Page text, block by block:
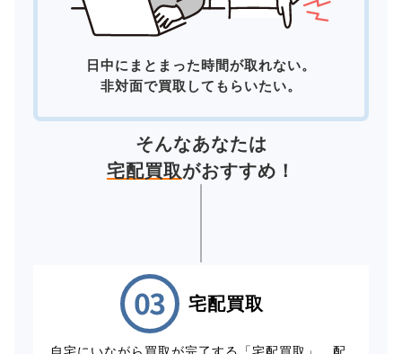
日中にまとまった時間が取れない。
非対面で買取してもらいたい。
そんなあなたは
宅配買取がおすすめ！
宅配買取
自宅にいながら買取が完了する「宅配買取」。配